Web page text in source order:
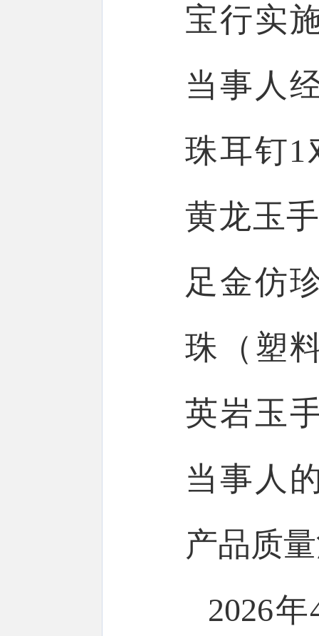
宝行实
当事人
珠耳钉1
黄龙玉
足金仿
珠（塑
英岩玉
当事人
产品质
2026